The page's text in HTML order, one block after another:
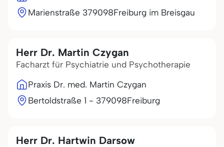
Marienstraße 379098Freiburg im Breisgau
Herr Dr. Martin Czygan
Facharzt für Psychiatrie und Psychotherapie
Praxis Dr. med. Martin Czygan
Bertoldstraße 1 - 379098Freiburg
Herr Dr. Hartwin Darsow